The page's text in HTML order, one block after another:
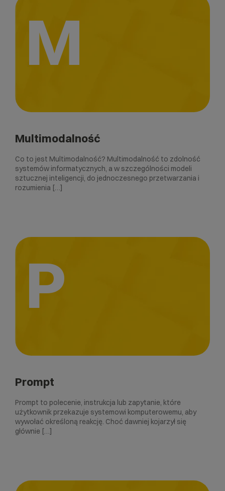
M
Multimodalność
Co to jest Multimodalność? Multimodalność to zdolność
systemów informatycznych, a w szczególności modeli
sztucznej inteligencji, do jednoczesnego przetwarzania i
rozumienia […]
P
Prompt
Prompt to polecenie, instrukcja lub zapytanie, które
użytkownik przekazuje systemowi komputerowemu, aby
wywołać określoną reakcję. Choć dawniej kojarzył się
głównie […]